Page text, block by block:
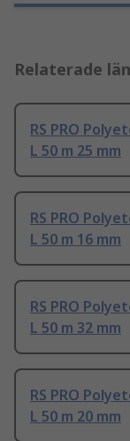
Relaterade
RS PRO
L 50 m 25 mm
RS PRO
L 50 m 16 mm
RS PRO
L 50 m 32 mm
RS PRO
L 50 m 20 mm